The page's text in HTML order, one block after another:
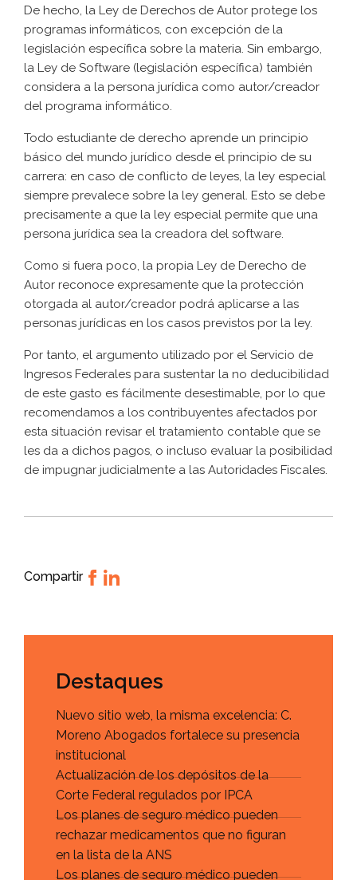
De hecho, la Ley de Derechos de Autor protege los
programas informáticos, con excepción de la
legislación específica sobre la materia. Sin embargo,
la Ley de Software (legislación específica) también
considera a la persona jurídica como autor/creador
del programa informático.
Todo estudiante de derecho aprende un principio
básico del mundo jurídico desde el principio de su
carrera: en caso de conflicto de leyes, la ley especial
siempre prevalece sobre la ley general. Esto se debe
precisamente a que la ley especial permite que una
persona jurídica sea la creadora del software.
Como si fuera poco, la propia Ley de Derecho de
Autor reconoce expresamente que la protección
otorgada al autor/creador podrá aplicarse a las
personas jurídicas en los casos previstos por la ley.
Por tanto, el argumento utilizado por el Servicio de
Ingresos Federales para sustentar la no deducibilidad
de este gasto es fácilmente desestimable, por lo que
recomendamos a los contribuyentes afectados por
esta situación revisar el tratamiento contable que se
les da a dichos pagos, o incluso evaluar la posibilidad
de impugnar judicialmente a las Autoridades Fiscales.
Compartir
Destaques
Nuevo sitio web, la misma excelencia: C.
Moreno Abogados fortalece su presencia
institucional
Actualización de los depósitos de la
Corte Federal regulados por IPCA
Los planes de seguro médico pueden
rechazar medicamentos que no figuran
en la lista de la ANS
Los planes de seguro médico pueden